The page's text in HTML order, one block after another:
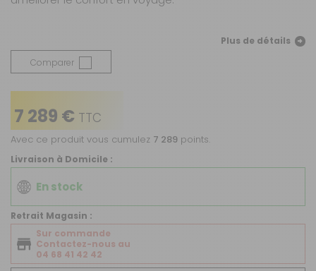
Plus de détails
Comparer
7 289 € TTC
Avec ce produit vous cumulez 7 289 points.
Livraison à Domicile :
En stock
Retrait Magasin :
Sur commande
Contactez-nous au
04 68 41 42 42